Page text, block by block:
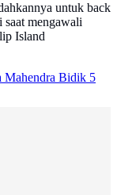
untuk back
saat mengawali
Island
Mahendra Bidik 5